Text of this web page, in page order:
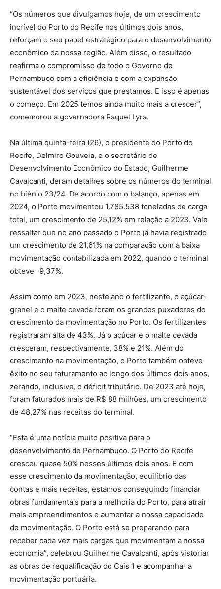
“Os números que divulgamos hoje, de um crescimento
incrível do Porto do Recife nos últimos dois anos,
reforçam o seu papel estratégico para o desenvolvimento
econômico da nossa região. Além disso, o resultado
reafirma o compromisso de todo o Governo de
Pernambuco com a eficiência e com a expansão
sustentável dos serviços que prestamos. E isso é apenas
o começo. Em 2025 temos ainda muito mais a crescer”,
comemorou a governadora Raquel Lyra.
Na última quinta-feira (26), o presidente do Porto do
Recife, Delmiro Gouveia, e o secretário de
Desenvolvimento Econômico do Estado, Guilherme
Cavalcanti, deram detalhes sobre os números do terminal
no biênio 23/24. De acordo com o balanço, apenas em
2024, o Porto movimentou 1.785.538 toneladas de carga
total, um crescimento de 25,12% em relação a 2023. Vale
ressaltar que no ano passado o Porto já havia registrado
um crescimento de 21,61% na comparação com a baixa
movimentação contabilizada em 2022, quando o terminal
obteve -9,37%.
Assim como em 2023, neste ano o fertilizante, o açúcar-
granel e o malte cevada foram os grandes puxadores do
crescimento da movimentação no Porto. Os fertilizantes
registraram alta de 43%. Já o açúcar e o malte cevada
cresceram, respectivamente, 38% e 21%. Além do
crescimento na movimentação, o Porto também obteve
êxito no seu faturamento ao longo dos últimos dois anos,
zerando, inclusive, o déficit tributário. De 2023 até hoje,
foram faturados mais de R$ 88 milhões, um crescimento
de 48,27% nas receitas do terminal.
“Esta é uma notícia muito positiva para o
desenvolvimento de Pernambuco. O Porto do Recife
cresceu quase 50% nesses últimos dois anos. E com
esse crescimento da movimentação, equilíbrio das
contas e mais receitas, estamos conseguindo financiar
obras fundamentais para a melhoria do Porto, para atrair
mais empreendimentos e aumentar a nossa capacidade
de movimentação. O Porto está se preparando para
receber cada vez mais cargas que movimentam a nossa
economia”, celebrou Guilherme Cavalcanti, após vistoriar
as obras de requalificação do Cais 1 e acompanhar a
movimentação portuária.